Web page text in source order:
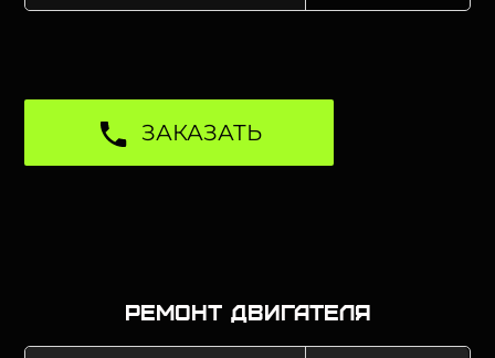
ЗАКАЗАТЬ
Ремонт двигателя